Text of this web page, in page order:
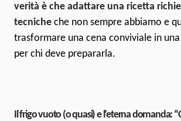
verità è che adattare una ricetta
tecniche che non sempre abbiamo e
trasformare una cena conviviale in
per chi deve prepararla.
Il frigo vuoto (o quasi) e l’eterna domanda: